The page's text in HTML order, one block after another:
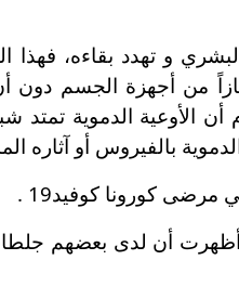
و تهدد بقاءه، فهذا
من أجهزة الجسم دون
أن الأوعية الدموية
بالفيروس أو آثاره
كورونا كوفيد19 .
ذكرت تقارير أخرى أن عمليات التشريح لجثث مرضى